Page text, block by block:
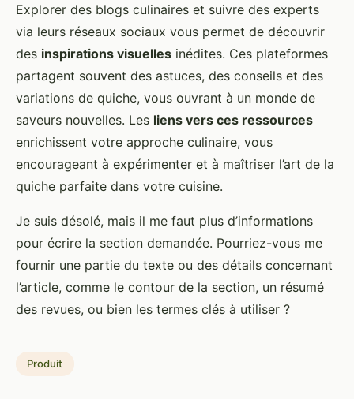
Explorer des blogs culinaires et suivre des experts
via leurs réseaux sociaux vous permet de découvrir
des inspirations visuelles inédites. Ces plateformes
partagent souvent des astuces, des conseils et des
variations de quiche, vous ouvrant à un monde de
saveurs nouvelles. Les liens vers ces ressources
enrichissent votre approche culinaire, vous
encourageant à expérimenter et à maîtriser l’art de la
quiche parfaite dans votre cuisine.
Je suis désolé, mais il me faut plus d’informations
pour écrire la section demandée. Pourriez-vous me
fournir une partie du texte ou des détails concernant
l’article, comme le contour de la section, un résumé
des revues, ou bien les termes clés à utiliser ?
Produit